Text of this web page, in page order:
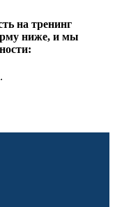
на тренинг
ниже, и мы